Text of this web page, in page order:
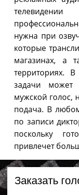
нужна при
которые
магазинах, а
территориях.
задачи может
мужской голос,
подача. В
по записи
поскольку
привлечет
Заказать